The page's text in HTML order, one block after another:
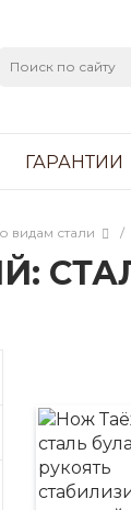
ГАРАНТИИ
видам стали /